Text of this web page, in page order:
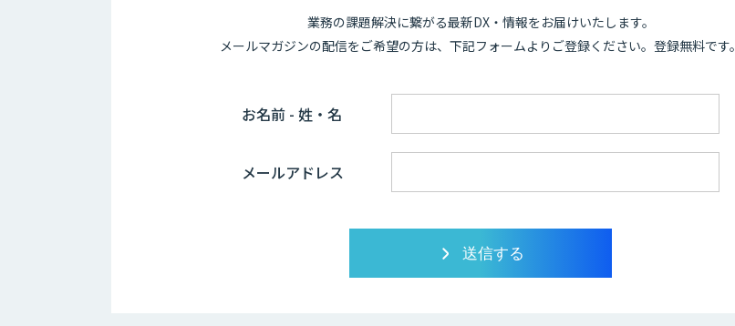
業務の課題解決に繋がる最新DX・情報をお届けいたします。
メールマガジンの配信をご希望の方は、下記フォームよりご登録ください。登録無料です。
お名前 - 姓・名
メールアドレス